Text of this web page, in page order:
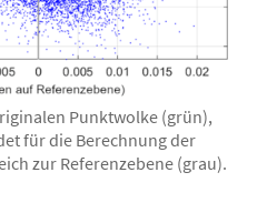
Punktwolke (grün),
für die Berechnung der
zur Referenzebene (grau).